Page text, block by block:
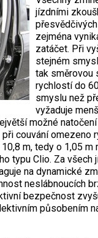
jízdními
zejména
zatáčet. Při
stejném
tak směrovou
rychlostí do
smyslu než
vyžaduje
možné
couvání
m, tedy o 1,05
typu Clio. Za
na dynamické
neslábnoucích
bezpečnost
působením